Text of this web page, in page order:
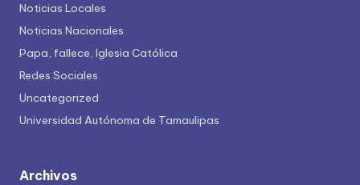
Noticias Locales
Noticias Nacionales
Papa, fallece, Iglesia Católica
Redes Sociales
Uncategorized
Universidad Autónoma de Tamaulipas
Archivos